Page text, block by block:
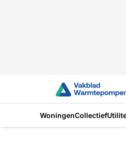
WoningenCollectief